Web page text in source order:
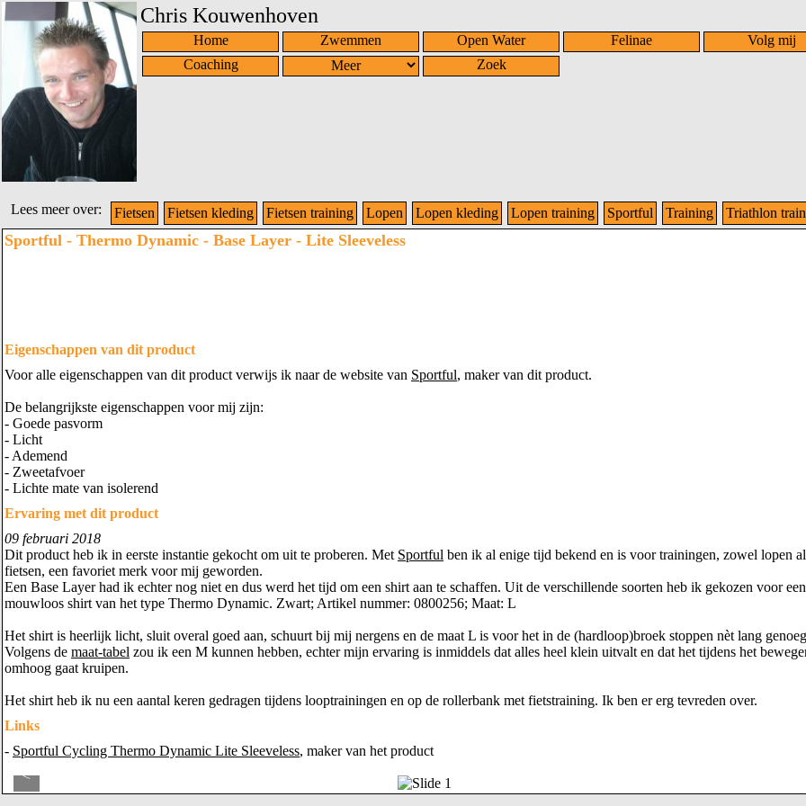
Chris Kouwenhoven
Home Zwemmen Open Water Felinae
Volg mij
Coaching
Zoek
Lees meer over: Fietsen Fietsen kleding Fietsen training Lopen Lopen kleding Lopen training Sportful Training Triathlon
Sportful - Thermo Dynamic - Base Layer - Lite Sleeveless
Eigenschappen van dit product
Voor alle eigenschappen van dit product verwijs ik naar de website van Sportful, maker van dit product.
De belangrijkste eigenschappen voor mij zijn:
- Goede pasvorm
- Licht
- Ademend
- Zweetafvoer
- Lichte mate van isolerend
Ervaring met dit product
09 februari 2018
Dit product heb ik in eerste instantie gekocht om uit te proberen. Met Sportful ben ik al enige tijd bekend en is voor trainingen, zowel lopen
fietsen, een favoriet merk voor mij geworden.
Een Base Layer had ik echter nog niet en dus werd het tijd om een shirt aan te schaffen. Uit de verschillende soorten heb ik gekozen voor een
mouwloos shirt van het type Thermo Dynamic. Zwart; Artikel nummer: 0800256; Maat: L
Het shirt is heerlijk licht, sluit overal goed aan, schuurt bij mij nergens en de maat L is voor het in de (hardloop)broek stoppen nèt lang
Volgens de maat-tabel zou ik een M kunnen hebben, echter mijn ervaring is inmiddels dat alles heel klein uitvalt en dat het tijdens het
omhoog gaat kruipen.
Het shirt heb ik nu een aantal keren gedragen tijdens looptrainingen en op de rollerbank met fietstraining. Ik ben er erg tevreden over.
Links
- Sportful Cycling Thermo Dynamic Lite Sleeveless, maker van het product
<